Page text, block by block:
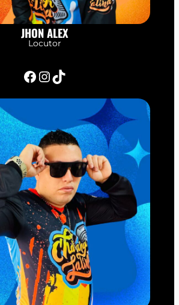
JHON ALEX
Locutor
Facebook InstagramTikTok